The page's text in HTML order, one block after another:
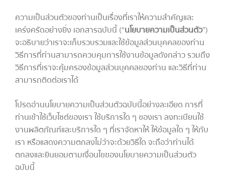
ความเป็นส่วนตัวของท่านเป็นเรื่องที่เราให้ความสำคัญและ
เคร่งครัดอย่างยิ่ง เอกสารฉบับนี้ (“นโยบายความเป็นส่วนตัว”)
จะอธิบายว่าเราจะเก็บรวบรวมและใช้ข้อมูลส่วนบุคคลของท่าน
วิธีการที่ท่านสามารถควบคุมการใช้งานข้อมูลดังกล่าว รวมถึง
วิธีการที่เราจะคุ้มครองข้อมูลส่วนบุคคลของท่าน และวิธีที่ท่าน
สามารถติดต่อเราได้
โปรดอ่านนโยบายความเป็นส่วนตัวฉบับนี้อย่างละเอียด การที่
ท่านเข้าใช้เว็บไซต์ของเรา ใช้บริการใด ๆ ของเรา ลงทะเบียนใช้
งานผลิตภัณฑ์และบริการใด ๆ ที่เราจัดหาให้ ให้ข้อมูลใด ๆ ให้กับ
เรา หรือแสดงความตกลงไม่ว่าจะด้วยวิธีใด จะถือว่าท่านได้
ตกลงและยินยอมตามเงื่อนไขของนโยบายความเป็นส่วนตัว
ฉบับนี้